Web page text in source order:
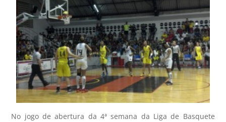
No jogo de abertura da 4ª semana da Liga de Basquete